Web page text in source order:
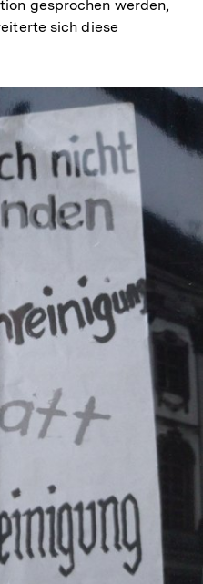
gesprochen werden,
sich diese
öffnen